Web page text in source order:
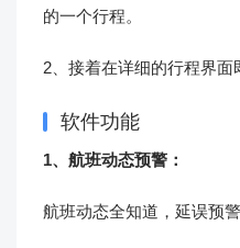
的一个行程。
2、接着在详细的行程界面
软件功能
1、航班动态预警：
航班动态全知道，延误预警